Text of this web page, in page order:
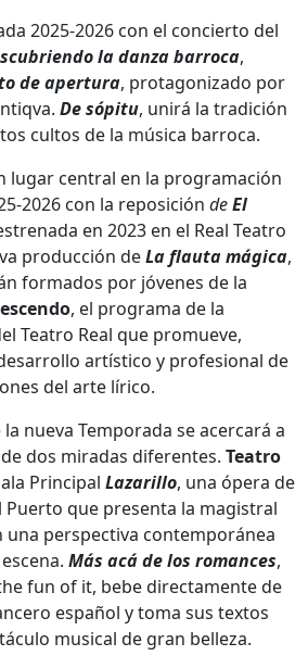
2025-2026 con el concierto del
la danza barroca,
de apertura, protagonizado por
De sópitu, unirá la tradición
cultos de la música barroca.
lugar central en la programación
2026 con la reposición deEl
en 2023 en el Real Teatro
producción deLa flauta mágica,
formados por jóvenes de la
, el programa de la
Teatro Real que promueve,
artístico y profesional de
del arte lírico.
nueva Temporada se acercará a
dos miradas diferentes. Teatro
Principal Lazarillo, una ópera de
Puerto que presenta la magistral
una perspectiva contemporánea
Más acá de los romances,
fun of it, bebe directamente de
español y toma sus textos
musical de gran belleza.